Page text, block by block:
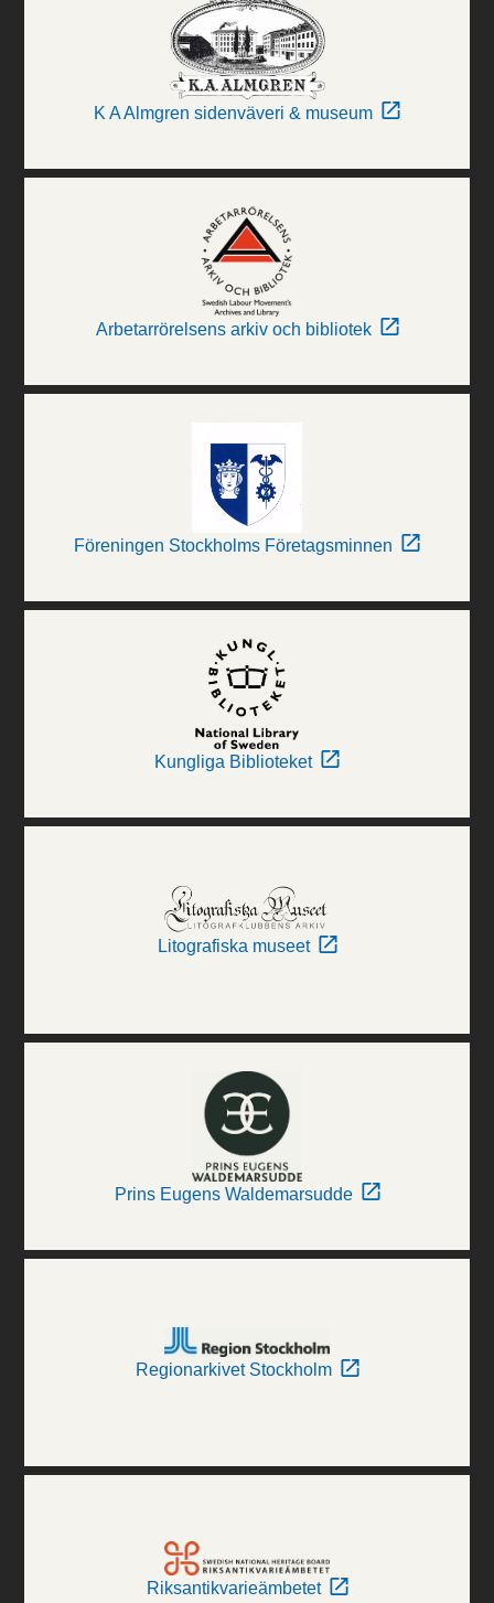
K A Almgren sidenväveri & museum
Arbetarrörelsens arkiv och bibliotek
Föreningen Stockholms Företagsminnen
Kungliga Biblioteket
Litografiska museet
Prins Eugens Waldemarsudde
Regionarkivet Stockholm
Riksantikvarieämbetet